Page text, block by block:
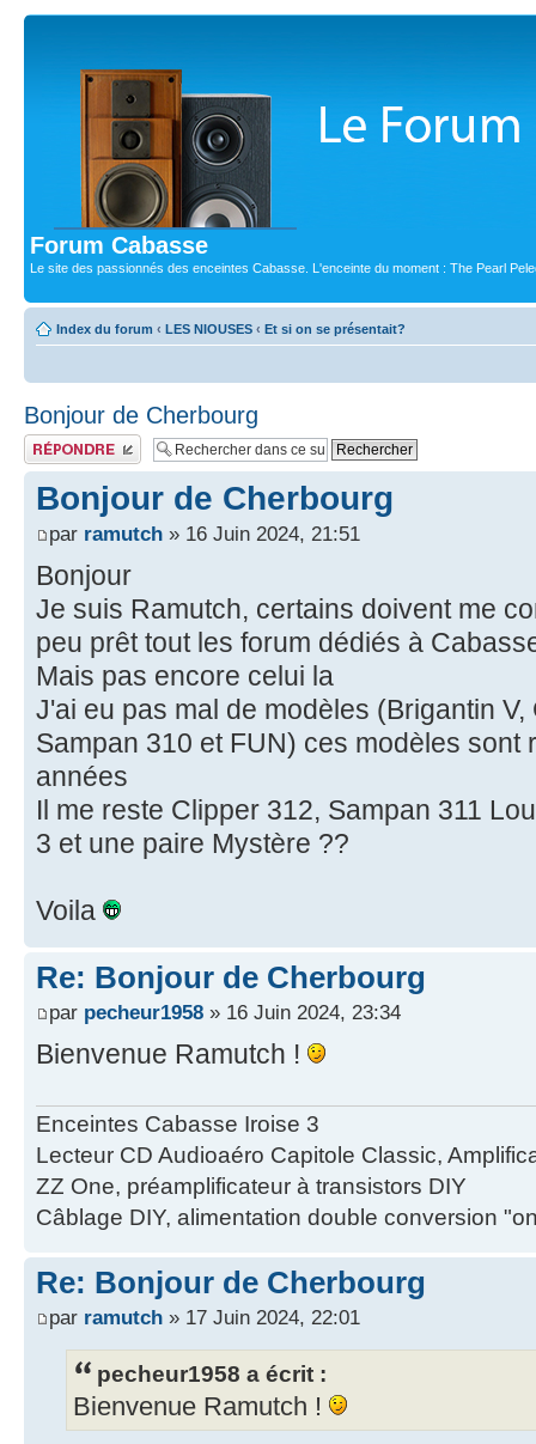
Forum Cabasse
Le site des passionnés des enceintes Cabasse. L'enceinte du moment : The Pearl
Index du forum ‹ LES NIOUSES ‹ Et si on se présentait?
Bonjour de Cherbourg
Publier une réponse
Bonjour de Cherbourg
par ramutch » 16 Juin 2024, 21:51
Bonjour
Je suis Ramutch, certains doivent me
peu prêt tout les forum dédiés à
Mais pas encore celui la
J'ai eu pas mal de modèles (Brigantin
Sampan 310 et FUN) ces modèles
années
Il me reste Clipper 312, Sampan 311
3 et une paire Mystère ??
Voila
Re: Bonjour de Cherbourg
par pecheur1958 » 16 Juin 2024, 23:34
Bienvenue Ramutch !
Enceintes Cabasse Iroise 3
Lecteur CD Audioaéro Capitole Classic,
ZZ One, préamplificateur à transistors DIY
Câblage DIY, alimentation double conversion
Re: Bonjour de Cherbourg
par ramutch » 17 Juin 2024, 22:01
pecheur1958 a écrit :
Bienvenue Ramutch !